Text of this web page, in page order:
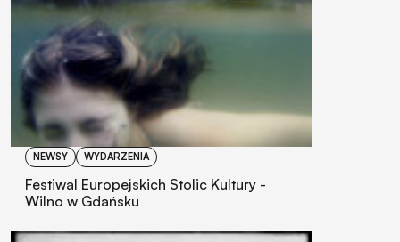
NEWSY WYDARZENIA
Festiwal Europejskich Stolic Kultury -
Wilno w Gdańsku